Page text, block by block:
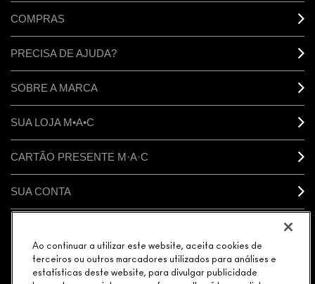
COMPRAS
PRECISA DE AJUDA?
SOBRE A MARCA
SUA LOJA M•A•C
CARTÃO PRESENTE M·A·C
SUA CONTA
Ao continuar a utilizar este website, aceita cookies de
terceiros ou outros marcadores utilizados para análises e
estatísticas deste website, para divulgar publicidade